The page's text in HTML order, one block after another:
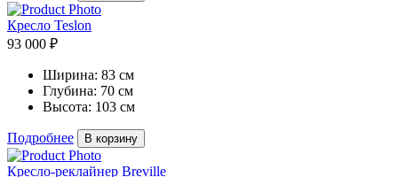
Кресло Teslon
93 000 ₽
Ширина: 83 см
Глубина: 70 см
Высота: 103 см
Подробнее В корзину
Кресло-реклайнер Breville